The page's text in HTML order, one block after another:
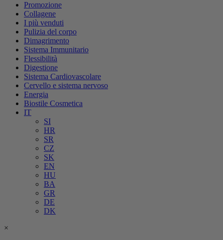
Promozione
Collagene
I più venduti
Pulizia del corpo
Dimagrimento
Sistema Immunitario
Flessibilità
Digestione
Sistema Cardiovascolare
Cervello e sistema nervoso
Energia
Biostile Cosmetica
IT
SI
HR
SR
CZ
SK
EN
HU
BA
GR
DE
DK
×